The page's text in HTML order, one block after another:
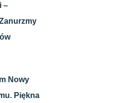
–
Nowy
Piękna